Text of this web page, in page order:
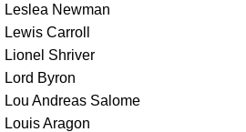
Leslea Newman
Lewis Carroll
Lionel Shriver
Lord Byron
Lou Andreas Salome
Louis Aragon